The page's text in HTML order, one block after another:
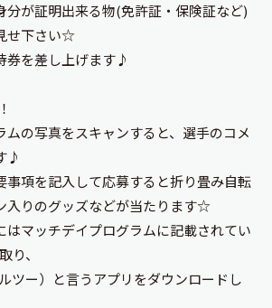
分が証明出来る物(免許証・保険証など)
せ下さい☆
券を差し上げます♪
ムの写真をスキャンすると、選手のコメ
♪
事項を記入して応募すると折り畳み自転
入りのグッズなどが当たります☆
マッチデイプログラムに記載されてい
り、
ツー）と言うアプリをダウンロードし